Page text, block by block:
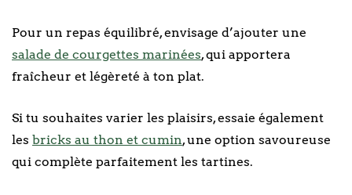
Pour un repas équilibré, envisage d’ajouter une
salade de courgettes marinées, qui apportera
fraîcheur et légèreté à ton plat.
Si tu souhaites varier les plaisirs, essaie également
les bricks au thon et cumin, une option savoureuse
qui complète parfaitement les tartines.